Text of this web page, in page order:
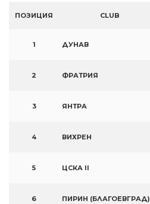
ПОЗИЦИЯ CLUB
1 ДУНАВ
2 ФРАТРИЯ
3 ЯНТРА
4 ВИХРЕН
5 ЦСКА II
6 ПИРИН (БЛАГОЕВГРАД)